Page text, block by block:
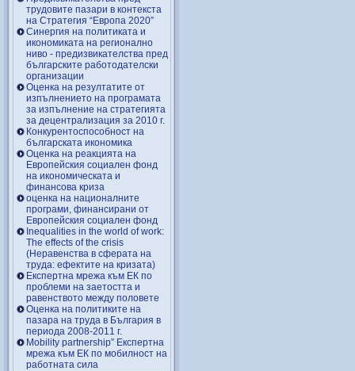
трудовите пазари в контекста
на Стратегия “Европа 2020”
Синергия на политиката и
икономиката на регионално
ниво - предизвикателства пред
българските работодателски
организации
Оценка на резултатите от
изпълнението на програмата
за изпълнение на стратегията
за децентрализация за 2010 г.
Конкурентоспособност на
българската икономика
Оценка на реакцията на
Европейския социален фонд
на икономическата и
финансова криза
оценка на националните
програми, финансирани от
Европейския социален фонд
Inequalities in the world of work:
The effects of the crisis
(Неравенства в сферата на
труда: ефектите на кризата)
Експертна мрежа към ЕК по
проблеми на заетостта и
равенството между половете
Оценка на политиките на
пазара на труда в България в
периода 2008-2011 г.
Mobility partnership” Експертна
мрежа към ЕК по мобилност на
работната сила